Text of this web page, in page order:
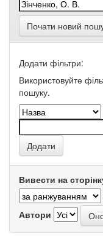
Почати новий
Додати фільтри:
Використовуйте
пошуку.
Вивести на
Автори